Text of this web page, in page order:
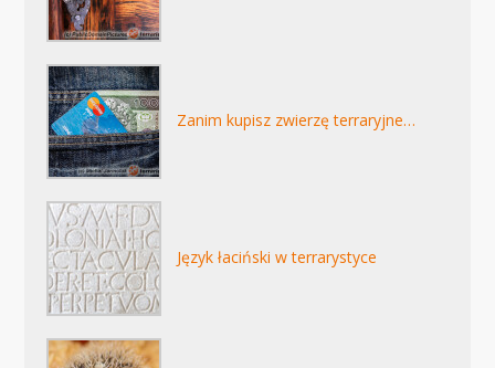
Zanim kupisz zwierzę terraryjne…
Język łaciński w terrarystyce